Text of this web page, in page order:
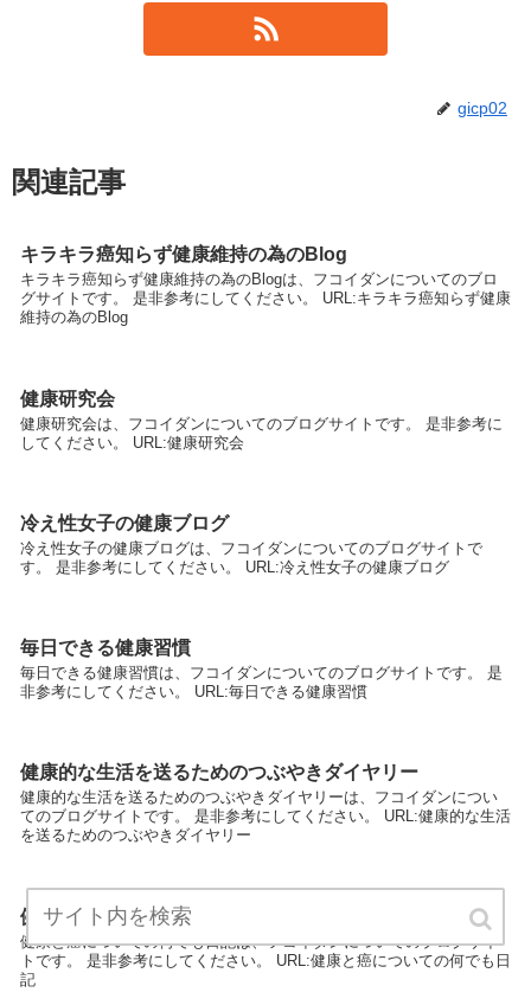
gicp02
関連記事
キラキラ癌知らず健康維持の為のBlog
キラキラ癌知らず健康維持の為のBlogは、フコイダンについてのブロ
グサイトです。 是非参考にしてください。 URL:キラキラ癌知らず健康
維持の為のBlog
健康研究会
健康研究会は、フコイダンについてのブログサイトです。 是非参考に
してください。 URL:健康研究会
冷え性女子の健康ブログ
冷え性女子の健康ブログは、フコイダンについてのブログサイトで
す。 是非参考にしてください。 URL:冷え性女子の健康ブログ
毎日できる健康習慣
毎日できる健康習慣は、フコイダンについてのブログサイトです。 是
非参考にしてください。 URL:毎日できる健康習慣
健康的な生活を送るためのつぶやきダイヤリー
健康的な生活を送るためのつぶやきダイヤリーは、フコイダンについ
てのブログサイトです。 是非参考にしてください。 URL:健康的な生活
を送るためのつぶやきダイヤリー
健康と癌についての何でも日記
健康と癌についての何でも日記は、フコイダンについてのブログサイ
トです。 是非参考にしてください。 URL:健康と癌についての何でも日
記